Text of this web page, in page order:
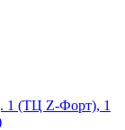
1 (ТЦ Z-Форт), 1